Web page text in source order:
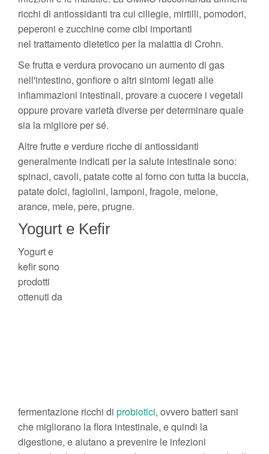
ricchi di antiossidanti tra cui ciliegie, mirtilli, pomodori,
peperoni e zucchine come cibi importanti
nel trattamento dietetico per la malattia di Crohn.
Se frutta e verdura provocano un aumento di gas
nell'intestino, gonfiore o altri sintomi legati alle
infiammazioni intestinali, provare a cuocere i vegetali
oppure provare varietà diverse per determinare quale
sia la migliore per sé.
Altre frutte e verdure ricche di antiossidanti
generalmente indicati per la salute intestinale sono:
spinaci, cavoli, patate cotte al forno con tutta la buccia,
patate dolci, fagiolini, lamponi, fragole, melone,
arance, mele, pere, prugne.
Yogurt e Kefir
Yogurt e
kefir sono
prodotti
ottenuti da
fermentazione ricchi di probiotici, ovvero batteri sani
che migliorano la flora intestinale, e quindi la
digestione, e aiutano a prevenire le infezioni